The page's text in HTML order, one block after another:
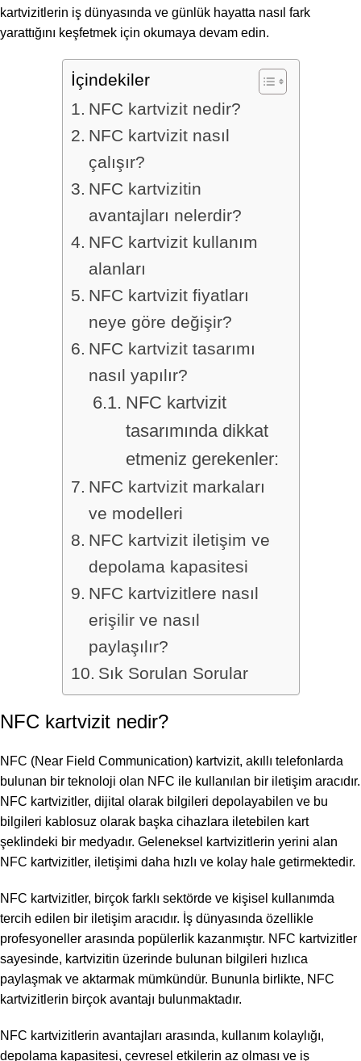
kartvizitlerin iş dünyasında ve günlük hayatta nasıl fark
yarattığını keşfetmek için okumaya devam edin.
İçindekiler
NFC kartvizit nedir?
NFC kartvizit nasıl
çalışır?
NFC kartvizitin
avantajları nelerdir?
NFC kartvizit kullanım
alanları
NFC kartvizit fiyatları
neye göre değişir?
NFC kartvizit tasarımı
nasıl yapılır?
NFC kartvizit
tasarımında dikkat
etmeniz gerekenler:
NFC kartvizit markaları
ve modelleri
NFC kartvizit iletişim ve
depolama kapasitesi
NFC kartvizitlere nasıl
erişilir ve nasıl
paylaşılır?
Sık Sorulan Sorular
NFC kartvizit nedir?
NFC (Near Field Communication) kartvizit, akıllı telefonlarda
bulunan bir teknoloji olan NFC ile kullanılan bir iletişim aracıdır.
NFC kartvizitler, dijital olarak bilgileri depolayabilen ve bu
bilgileri kablosuz olarak başka cihazlara iletebilen kart
şeklindeki bir medyadır. Geleneksel kartvizitlerin yerini alan
NFC kartvizitler, iletişimi daha hızlı ve kolay hale getirmektedir.
NFC kartvizitler, birçok farklı sektörde ve kişisel kullanımda
tercih edilen bir iletişim aracıdır. İş dünyasında özellikle
profesyoneller arasında popülerlik kazanmıştır. NFC kartvizitler
sayesinde, kartvizitin üzerinde bulunan bilgileri hızlıca
paylaşmak ve aktarmak mümkündür. Bununla birlikte, NFC
kartvizitlerin birçok avantajı bulunmaktadır.
NFC kartvizitlerin avantajları arasında, kullanım kolaylığı,
depolama kapasitesi, çevresel etkilerin az olması ve iş